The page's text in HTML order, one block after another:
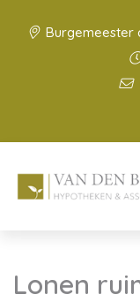
Burgemeester
Lonen